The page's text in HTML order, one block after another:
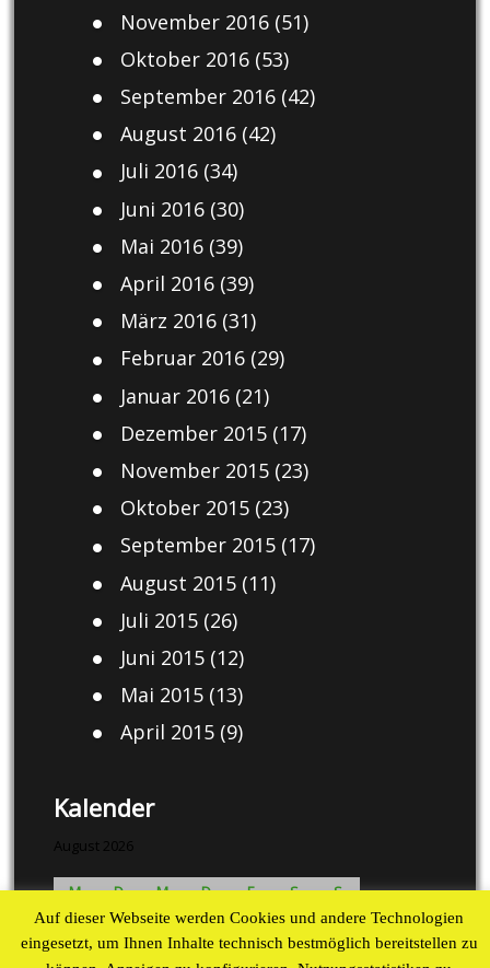
November 2016(51)
Oktober 2016(53)
September 2016(42)
August 2016(42)
Juli 2016(34)
Juni 2016(30)
Mai 2016(39)
April 2016(39)
März 2016(31)
Februar 2016(29)
Januar 2016(21)
Dezember 2015(17)
November 2015(23)
Oktober 2015(23)
September 2015(17)
August 2015(11)
Juli 2015(26)
Juni 2015(12)
Mai 2015(13)
April 2015(9)
Kalender
August 2026
M D M D F S
S
1
2
3
4 5 6 7 8
9
Auf dieser Webseite werden Cookies und andere Technologien
eingesetzt, um Ihnen Inhalte technisch bestmöglich bereitstellen zu